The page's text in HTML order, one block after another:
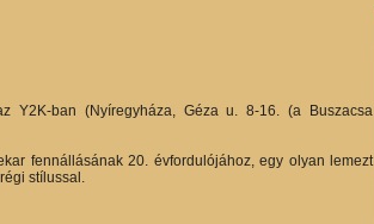
Y2K-ban (Nyíregyháza, Géza u. 8-16. (a Buszacsa
fennállásának 20. évfordulójához, egy olyan lemezt
stílussal.